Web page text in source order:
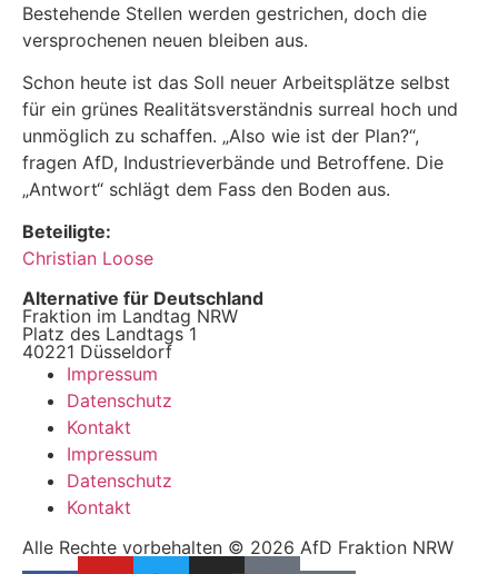
Bestehende Stellen werden gestrichen, doch die
versprochenen neuen bleiben aus.
Schon heute ist das Soll neuer Arbeitsplätze selbst
für ein grünes Realitätsverständnis surreal hoch und
unmöglich zu schaffen. „Also wie ist der Plan?“,
fragen AfD, Industrieverbände und Betroffene. Die
„Antwort“ schlägt dem Fass den Boden aus.
Beteiligte:
Christian Loose
Alternative für Deutschland
Fraktion im Landtag NRW
Platz des Landtags 1
40221 Düsseldorf
Impressum
Datenschutz
Kontakt
Impressum
Datenschutz
Kontakt
Alle Rechte vorbehalten © 2026 AfD Fraktion NRW